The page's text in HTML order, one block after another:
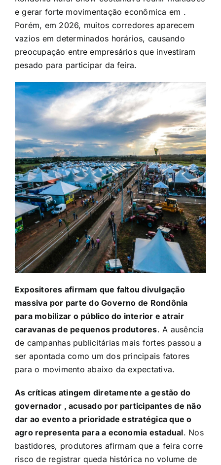
e gerar forte movimentação econômica em .
Porém, em 2026, muitos corredores aparecem
vazios em determinados horários, causando
preocupação entre empresários que investiram
pesado para participar da feira.
Expositores afirmam que faltou divulgação
massiva por parte do Governo de Rondônia
para mobilizar o público do interior e atrair
caravanas de pequenos produtores. A ausência
de campanhas publicitárias mais fortes passou a
ser apontada como um dos principais fatores
para o movimento abaixo da expectativa.
As críticas atingem diretamente a gestão do
governador , acusado por participantes de não
dar ao evento a prioridade estratégica que o
agro representa para a economia estadual. Nos
bastidores, produtores afirmam que a feira corre
risco de registrar queda histórica no volume de